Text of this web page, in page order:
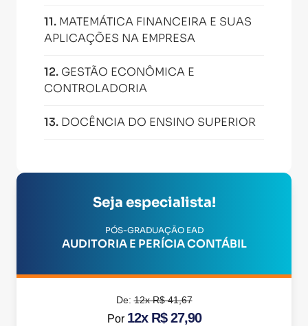
11. MATEMÁTICA FINANCEIRA E SUAS
APLICAÇÕES NA EMPRESA
12. GESTÃO ECONÔMICA E
CONTROLADORIA
13. DOCÊNCIA DO ENSINO SUPERIOR
Seja especialista!
PÓS-GRADUAÇÃO EAD
AUDITORIA E PERÍCIA CONTÁBIL
De:12x R$ 41,67
Por 12x R$ 27,90